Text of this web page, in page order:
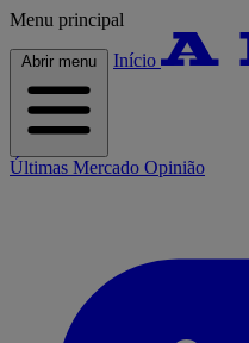
Menu principal
Abrir menu Início
Últimas Mercado Opinião